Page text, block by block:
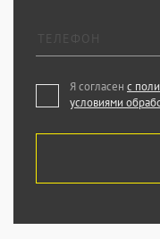
Я согласен с
условиями